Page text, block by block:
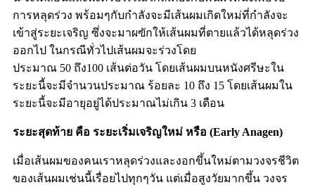
การหลุดร่วง พร้อมๆกับกำลังจะมีเส้นผมเกิดใหม่ที่กำลังจะ
เข้าสู่ระยะเจริญ ซึ่งจะมาผฃักให้เส้นผมที่ตายแล้วได้หลุดร่วง
ออกไป ในกรณีทั่วไปเส้นผมจะร่วงโดย
ประมาณ 50 ถึง100 เส้นต่อวัน โดยเส้นผมบนหนังศรีษะใน
ระยะนี้จะมีจำนวนประมาณ ร้อยละ 10 ถึง 15 โดยเส้นผมใน
ระยะนี้จะมีอายุอยู่ได้ประมาณไม่เกิน 3 เดือน
ระยะสุดท้าย คือ ระยะเริ่มเจริญใหม่ หรือ (Early Anagen)
เมื่อเส้นผมของคนเราหลุดร่วงและงอกขึ้นใหม่ตามวงจรชีวิต
ของเส้นผมเช่นนี้เรื่อยไปทุกๆวัน แต่เมื่อสูงวัยมากขึ้น วงจร